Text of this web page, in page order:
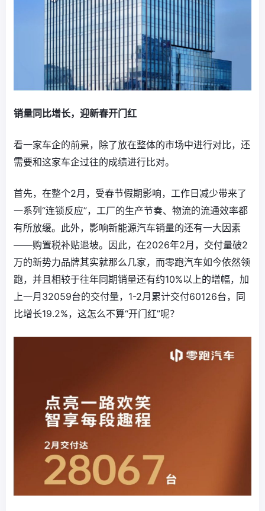
销量同比增长，迎新春开门红
看一家车企的前景，除了放在整体的市场中进行对比，还
需要和这家车企过往的成绩进行比对。
首先，在整个2月，受春节假期影响，工作日减少带来了
一系列“连锁反应”，工厂的生产节奏、物流的流通效率都
有所放缓。此外，影响新能源汽车销量的还有一大因素
——购置税补贴退坡。因此，在2026年2月，交付量破2
万的新势力品牌其实就那么几家，而零跑汽车如今依然领
跑，并且相较于往年同期销量还有约10%以上的增幅，加
上一月32059台的交付量，1-2月累计交付60126台，同
比增长19.2%，这怎么不算“开门红”呢？